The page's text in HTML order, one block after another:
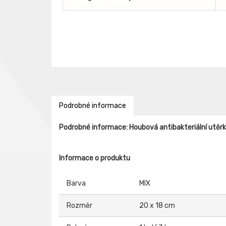
Podrobné informace
Podrobné informace: Houbová antibakteriální
Informace o produktu
Barva MIX
Rozměr 20 x 18 cm